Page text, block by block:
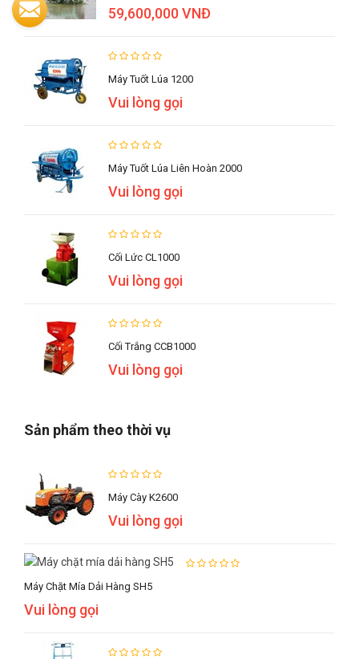
59,600,000 VNĐ
Máy Tuốt Lúa 1200
Vui lòng gọi
Máy Tuốt Lúa Liên Hoàn 2000
Vui lòng gọi
Cối Lức CL1000
Vui lòng gọi
Cối Trắng CCB1000
Vui lòng gọi
Sản phẩm theo thời vụ
Máy Cày K2600
Vui lòng gọi
Máy Chặt Mía Dải Hàng SH5
Vui lòng gọi